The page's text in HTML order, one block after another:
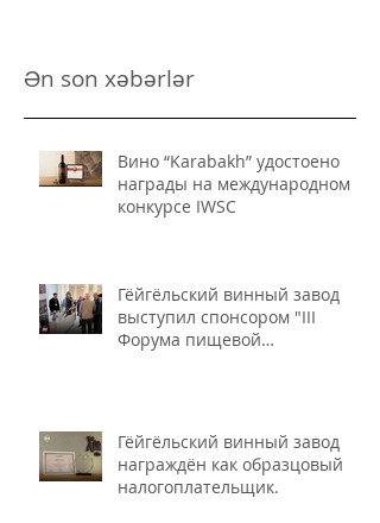
Ən son xəbərlər
Вино “Karabakh” удостоено
награды на международном
конкурсе IWSC
Гёйгёльский винный завод
выступил спонсором "III
Форума пищевой
Гёйгёльский винный завод
награждён как образцовый
налогоплательщик.